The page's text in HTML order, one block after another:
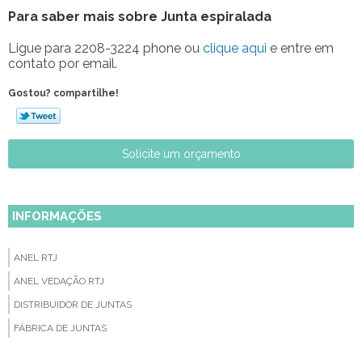
Para saber mais sobre Junta espiralada
Ligue para 2208-3224 phone ou clique aqui e entre em
contato por email.
Gostou? compartilhe!
Solicite um orçamento
INFORMAÇÕES
ANEL RTJ
ANEL VEDAÇÃO RTJ
DISTRIBUIDOR DE JUNTAS
FÁBRICA DE JUNTAS